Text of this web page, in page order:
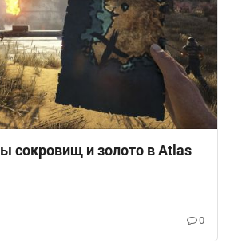
сокровищ и золото в Atlas
0